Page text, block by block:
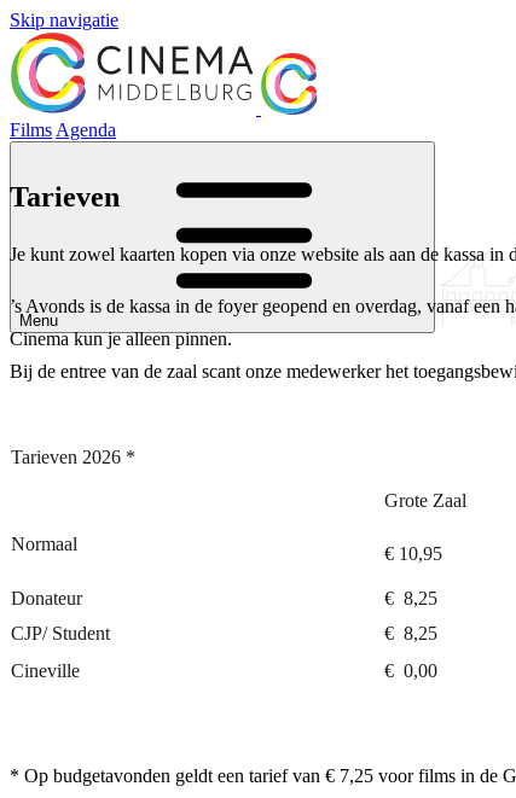
Skip navigatie
Films Agenda
Menu
Tarieven
Je kunt zowel kaarten kopen via onze website als aan de kassa in
’s Avonds is de kassa in de foyer geopend en overdag, vanaf
Cinema kun je alleen pinnen.
Bij de entree van de zaal scant onze medewerker het
Tarieven 2026 *
Normaal
Grote Zaal
€ 10,95
Donateur € 8,25
CJP/ Student
€ 8,25
Cineville
€ 0,00
* Op budgetavonden geldt een tarief van € 7,25 voor films in de